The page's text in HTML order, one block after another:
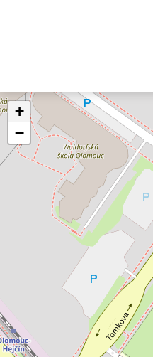
+
−